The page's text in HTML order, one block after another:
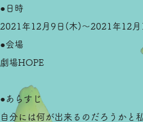
●日時
2021年12月9日(木)～2021年12
●会場
劇場HOPE
●あらすじ
自分には何が出来るのだろうかと